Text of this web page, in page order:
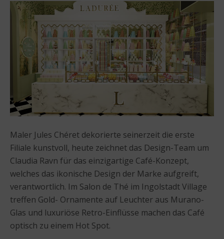
Maler Jules Chéret dekorierte seinerzeit die erste
Filiale kunstvoll, heute zeichnet das Design-Team um
Claudia Ravn für das einzigartige Café-Konzept,
welches das ikonische Design der Marke aufgreift,
verantwortlich. Im Salon de Thé im Ingolstadt Village
treffen Gold- Ornamente auf Leuchter aus Murano-
Glas und luxuriöse Retro-Einflüsse machen das Café
optisch zu einem Hot Spot.